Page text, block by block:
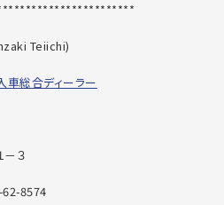
********************
Teiichi)
総合ディーラー
３
62-8574